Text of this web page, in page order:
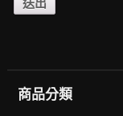
商品分類